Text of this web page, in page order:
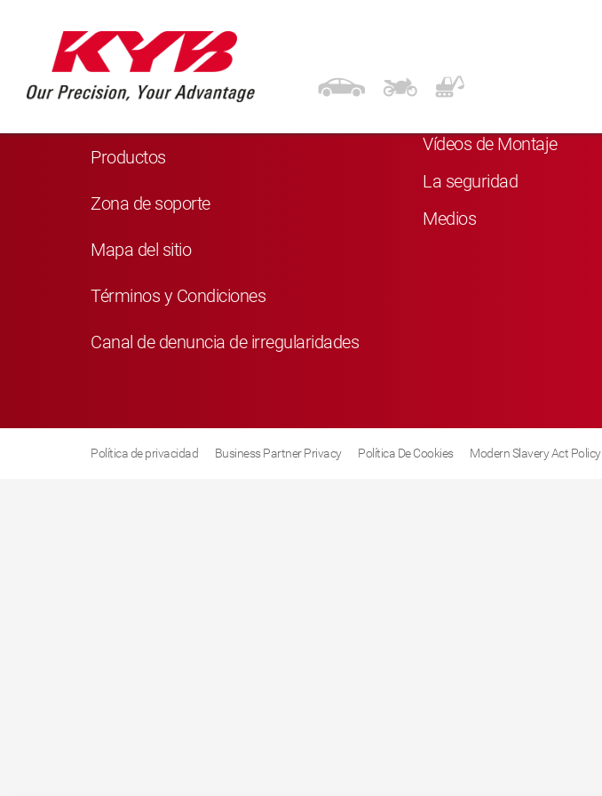
Navegación
Productos
Zona de soporte
Mapa del sitio
Términos y Condiciones
Canal de denuncia de irregularidades
Vídeos de Montaje
La seguridad
Medios
Política de privacidad Business Partner Privacy Política De Cookies Modern Slavery Act Policy